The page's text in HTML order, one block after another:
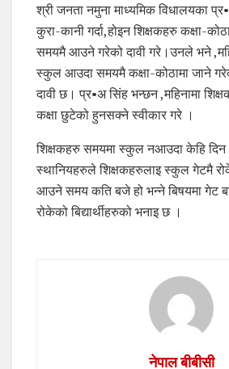
श्री जनता नमुना माध्यमिक विधालयका
कुरा-कानी गर्दा,होइन शिक्षकहरु कक्षा-
समयमै आउने गरेको दावी गरे।उनले भने
स्कुल आउदा समयमै कक्षा-कोठामा जाने
दावी छ। प्र•अ सिंह भन्छन ,महिनामा
कक्षा छुटेको हुनसक्ने स्वीकार गरे ।
शिक्षकहरु समयमा स्कुल नआउदा केहि दिन
स्थानियहरुले शिक्षकहरुलाइ स्कुल गेटमै
आउने समय कति बजे हो भन्ने बिषयमा गेट
रोकेको बिद्यार्थीहरुको भनाइ छ ।
नेपाल बीबीसी